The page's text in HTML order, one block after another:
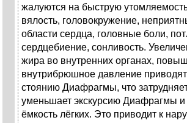
жалуются на быструю
вялость, головокружение,
области сердца, головные боли,
сердцебиение, сонливость.
жира во внутренних органах,
внутрибрюшное давление
стоянию Диафрагмы, что
уменьшает экскурсию Диафрагмы
ёмкость лёгких. Это приводит к